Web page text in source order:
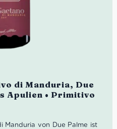
di Manduria, Due
Apulien • Primitivo
Manduria von Due Palme ist